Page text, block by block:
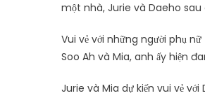
một nhà, Jurie và Daeho
Vui vẻ với những người phụ
Soo Ah và Mia, anh ấy hiện
Jurie và Mia dự kiến vui vẻ